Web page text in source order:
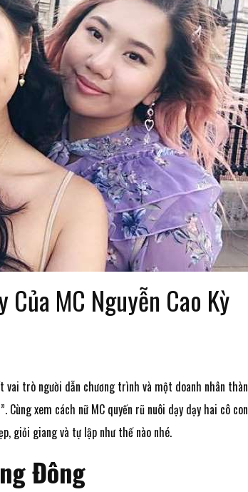
MEISHOKU
COLLAGEN SLIM
NMN
ALENEZ
Của MC Nguyễn Cao Kỳ
vai trò người dẫn chương trình và một doanh nhân
xem cách nữ MC quyến rũ nuôi dạy dạy hai cô con
giỏi giang và tự lập như thế nào nhé.
Đông